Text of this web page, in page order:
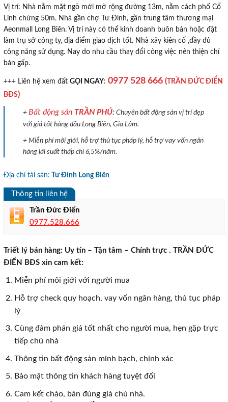
Vị trí: Nhà nằm mặt ngõ mới mở rộng đường 13m, nằm cách phố Cổ
Linh chừng 50m. Nhà gần chợ Tư Đình, gần trung tâm thương mại
Aeonmall Long Biên. Vị trí này có thể kinh doanh buôn bán hoặc đặt
làm trụ sở công ty, địa điểm giao dịch tốt. Nhà xây kiên cố ,đầy đủ
công năng sử dụng. Nay do nhu cầu thay đổi công việc nên thiện chí
bán gấp.
+++ Liên hệ xem đất GỌI NGAY: 0977 528 666 (TRẦN ĐỨC ĐIỂN
BĐS)
+ Bất động sản TRẦN PHÚ: Chuyên bất động sản vị trí đẹp
với giá tốt hàng đầu Long Biên, Gia Lâm.
+ Miễn phí môi giới, hỗ trợ thủ tục pháp lý, hỗ trợ vay vốn ngân
hàng lãi suất thấp chỉ 6,5%/năm.
Địa chỉ tài sản: Tư Đình Long Biên
Thông tin liên hệ
Trần Đức Điển
0977.528.666
Triết lý bán hàng: Uy tín – Tận tâm – Chính trực . TRẦN ĐỨC
ĐIỂN BĐS xin cam kết:
Miễn phí môi giới với người mua
Hỗ trợ check quy hoạch, vay vốn ngân hàng, thủ tục pháp
lý
Cùng đàm phán giá tốt nhất cho người mua, hẹn gặp trực
tiếp chủ nhà
Thông tin bất động sản minh bạch, chính xác
Bảo mật thông tin khách hàng tuyệt đối
Cam kết chào, bán đúng giá chủ nhà.